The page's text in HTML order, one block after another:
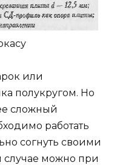
или
полукругом. Но
сложный
работать
согнуть своими
случае можно при